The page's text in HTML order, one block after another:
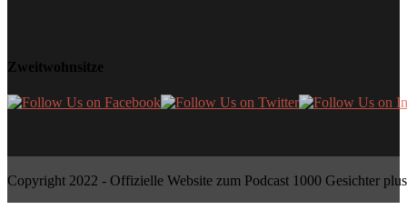
Zweitwohnsitze
Copyright 2022 - Offizielle Website zum Podcast 1000 Gesichter